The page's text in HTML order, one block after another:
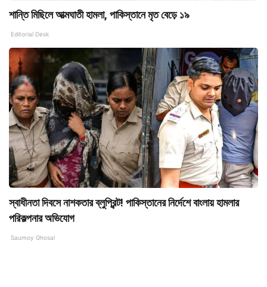
শান্তি মিছিলে আত্মঘাতী হামলা, পাকিস্তানে মৃত বেড়ে ১৯
Editorial Desk
স্বাধীনতা দিবসে নাশকতার ব্লুপ্রিন্ট! পাকিস্তানের নির্দেশে বাংলায় হামলার
পরিকল্পনার অভিযোগ
Saumoy Ghosal